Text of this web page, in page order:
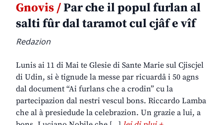
Gnovis /Par che il popul furlan al
salti fûr dal taramot cul cjâf e vîf
Redazion
Lunis ai 11 di Mai te Glesie di Sante Marie sul Cjiscjel
di Udin, si è tignude la messe par ricuardâ i 50 agns
dal document “Ai furlans che a crodin” cu la
partecipazion dal nestri vescul bons. Riccardo Lamba
che al à presiedude la celebrazion. Un grazie a lui, a